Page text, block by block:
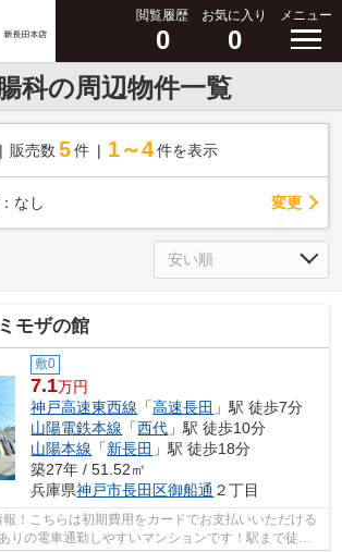
閲覧履歴
0
お気に入り
0
メニュー
科の周辺物件一覧
販売数 5 件 1～4 件を表示
なし 変更
ミモザの館
敷0
7.1万円
神戸高速東西線 「高速長田 」駅 徒歩7分
山陽電鉄本線 「西代 」駅 徒歩10分
山陽本線 「新長田 」駅 徒歩18分
築27年 / 51.52㎡
兵庫県神戸市長田区御船通 ２丁目
報！こちらは初期費用をカードでお支払いいただける
りの電車通勤しやすいマンションです！駅まで徒歩6